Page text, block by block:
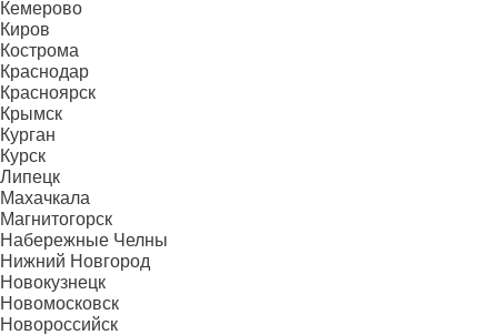
Кемерово
Киров
Кострома
Краснодар
Красноярск
Крымск
Курган
Курск
Липецк
Махачкала
Магнитогорск
Набережные Челны
Нижний Новгород
Новокузнецк
Новомосковск
Новороссийск